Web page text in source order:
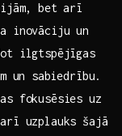
bet arī
inovāciju un
ilgtspējīgas
un ⁤sabiedrību.
fokusēsies uz
uzplauks šajā⁢